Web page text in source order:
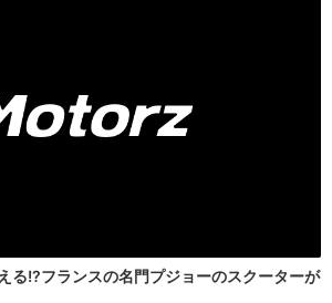
る!?フランスの名門プジョーのスクーターが